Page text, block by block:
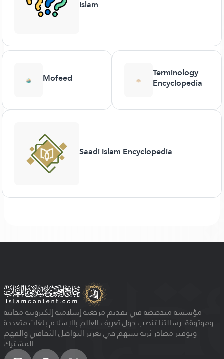
Islam
Mofeed Terminology
Encyclopedia
Saadi Islam Encyclopedia
مؤسسة متخصصة في تقديم مرجعية إسلامية إلكترونية مجانية
وموثوقة. رسالتنا تنصب حول تعريف العالم بالإسلام بلغات متعددة
وتوفير مصادر ثرية تسهم في تعزيز التواصل الثقافي والفهم
المشترك